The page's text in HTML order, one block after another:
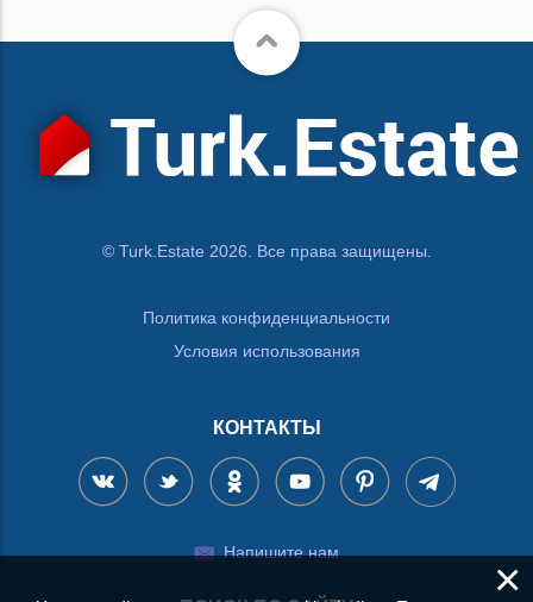
© Turk.Estate 2026. Все права защищены.
Политика конфиденциальности
Условия использования
КОНТАКТЫ
Напишите нам
×